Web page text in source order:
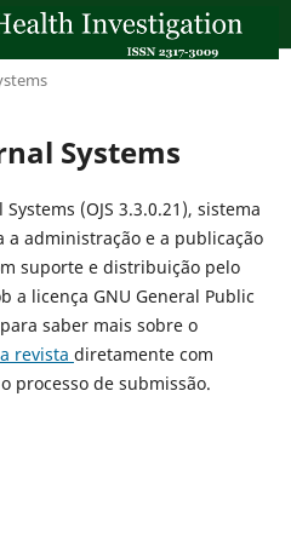
Systems
(OJS 3.3.0.21), sistema
administração e a publicação
suporte e distribuição pelo
a licença GNU General Public
saber mais sobre o
revista diretamente com
processo de submissão.